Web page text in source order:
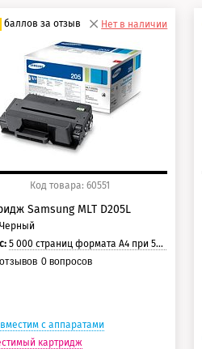
баллов за отзыв
баллов
баллов
Нет в наличии
Код товара: 60551
Samsung MLT D205L
Черный
5 000 страниц формата А4 при 5% заполнении страницы.
отзывов 0 вопросов
с аппаратами
картридж